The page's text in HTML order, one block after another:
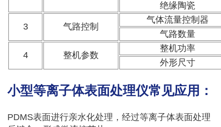
绝缘陶瓷
3 气路控制
气体流量控制器
气路数量
4 整机参数
整机功率
外形尺寸
小型等离子体表面处理仪常见应用：
PDMS表面进行亲水化处理，经过等离子体表面处理